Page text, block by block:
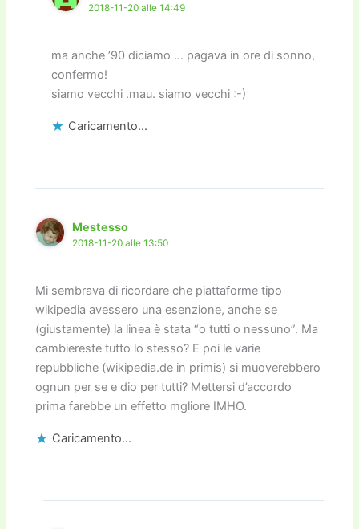
2018-11-20 alle 14:49
ma anche ’90 diciamo … pagava in ore di sonno,
confermo!
siamo vecchi .mau. siamo vecchi :-)
Caricamento...
Mestesso
2018-11-20 alle 13:50
Mi sembrava di ricordare che piattaforme tipo
wikipedia avessero una esenzione, anche se
(giustamente) la linea è stata “o tutti o nessuno”. Ma
cambiereste tutto lo stesso? E poi le varie
repubbliche (wikipedia.de in primis) si muoverebbero
ognun per se e dio per tutti? Mettersi d’accordo
prima farebbe un effetto mgliore IMHO.
Caricamento...